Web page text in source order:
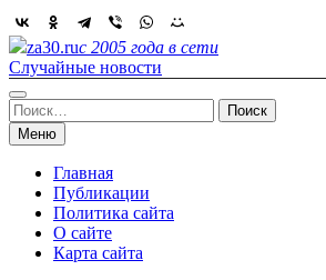
Skip
to
content
za30.ruс 2005 года в сети
Случайные новости
Найти:
Меню
Главная
Публикации
Политика сайта
О сайте
Карта сайта